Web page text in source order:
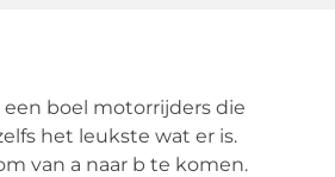
boel motorrijders die
het leukste wat er is.
van a naar b te komen.